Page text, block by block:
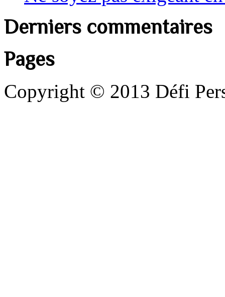
Derniers commentaires
Pages
Copyright © 2013 Défi